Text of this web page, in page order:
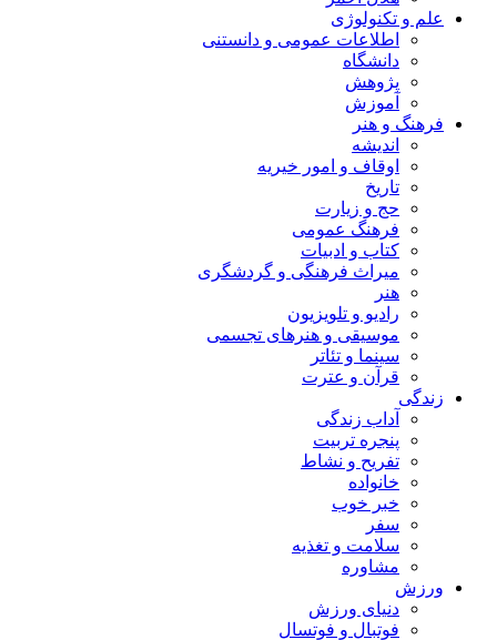
علم و تکنولوژی
اطلاعات عمومی و دانستنی
دانشگاه
پژوهش
آموزش
فرهنگ و هنر
اندیشه
اوقاف و امور خیریه
تاریخ
حج و زیارت
فرهنگ عمومی
کتاب و ادبیات
میراث فرهنگی و گردشگری
هنر
رادیو و تلویزیون
موسیقی و هنرهای تجسمی
سینما و تئاتر
قرآن و عترت
زندگی
آداب زندگی
پنجره تربیت
تفریح و نشاط
خانواده
خبر خوب
سفر
سلامت و تغذیه
مشاوره
ورزش
دنیای ورزش
فوتبال و فوتسال